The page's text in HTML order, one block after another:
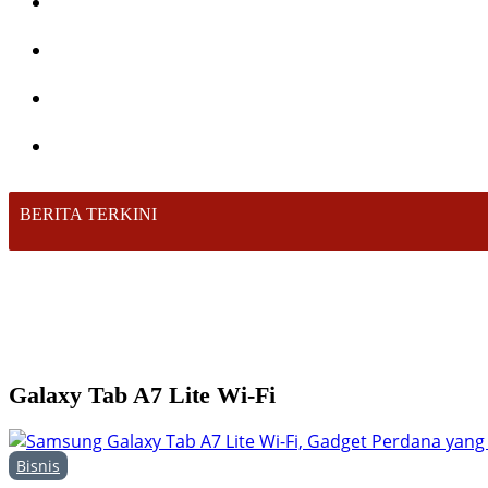
BERITA TERKINI
Galaxy Tab A7 Lite Wi-Fi
Bisnis